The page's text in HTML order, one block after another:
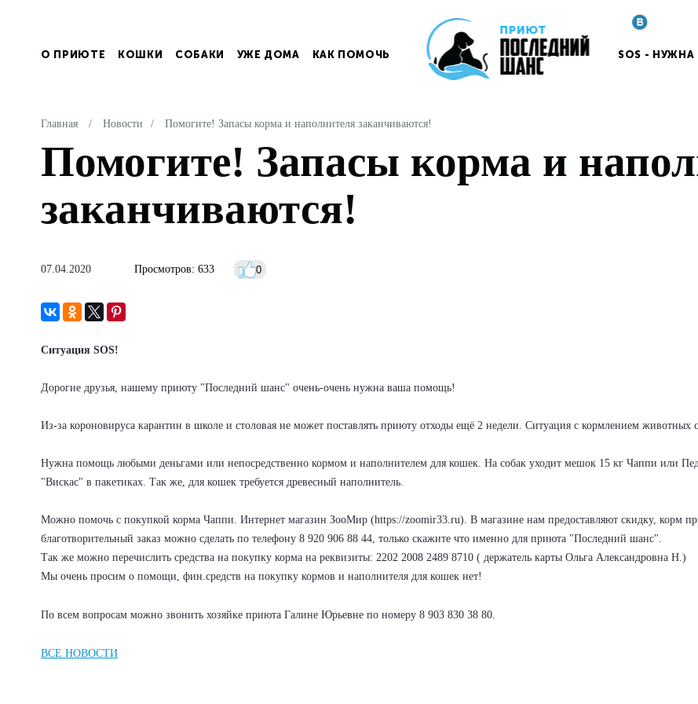
О ПРИЮТЕ КОШКИ СОБАКИ УЖЕ ДОМА КАК ПОМОЧЬ SOS -
Главная / Новости / Помогите! Запасы корма и наполнителя заканчиваются!
Помогите! Запасы корма и
заканчиваются!
07.04.2020 Просмотров: 633 0
Ситуация SOS!
Дорогие друзья, нашему приюту "Последний шанс" очень-очень нужна ваша помощь!
Из-за короновируса карантин в школе и столовая не может поставлять приюту отходы ещё 2 недели. Ситуация с кормлением животных
Нужна помощь любыми деньгами или непосредственно кормом и наполнителем для кошек. На собак уходит мешок 15 кг Чаппи или
"Вискас" в пакетиках. Так же, для кошек требуется древесный наполнитель.
Можно помочь с покупкой корма Чаппи. Интернет магазин ЗооМир (https://zoomir33.ru). В магазине нам предоставляют скидку, корм
благотворительный заказ можно сделать по телефону 8 920 906 88 44, только скажите что именно для приюта "Последний шанс".
Так же можно перечислить средства на покупку корма на реквизиты: 2202 2008 2489 8710 ( держатель карты Ольга Александровна Н.)
Мы очень просим о помощи, фин.средств на покупку кормов и наполнителя для кошек нет!
По всем вопросам можно звонить хозяйке приюта Галине Юрьевне по номеру 8 903 830 38 80.
ВСЕ НОВОСТИ